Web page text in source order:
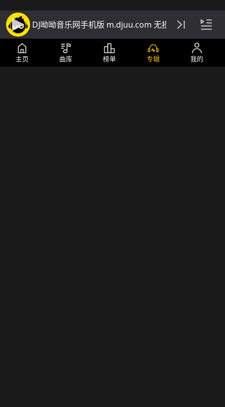
442 首 273 首
DJ呦呦音乐网手机版 m.djuu.com 无损高音质DJ舞曲
主页 曲库 榜单 专辑 我的